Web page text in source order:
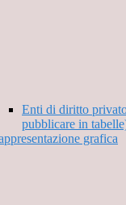
Enti di diritto
pubblicare in
grafica